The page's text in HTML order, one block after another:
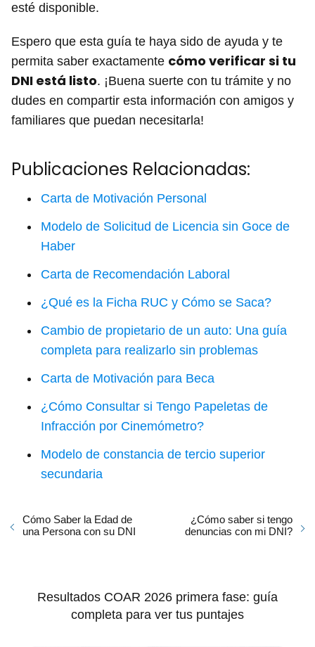
esté disponible.
Espero que esta guía te haya sido de ayuda y te
permita saber exactamente cómo verificar si tu
DNI está listo. ¡Buena suerte con tu trámite y no
dudes en compartir esta información con amigos y
familiares que puedan necesitarla!
Publicaciones Relacionadas:
Carta de Motivación Personal
Modelo de Solicitud de Licencia sin Goce de
Haber
Carta de Recomendación Laboral
¿Qué es la Ficha RUC y Cómo se Saca?
Cambio de propietario de un auto: Una guía
completa para realizarlo sin problemas
Carta de Motivación para Beca
¿Cómo Consultar si Tengo Papeletas de
Infracción por Cinemómetro?
Modelo de constancia de tercio superior
secundaria
Cómo Saber la Edad de
una Persona con su DNI
¿Cómo saber si tengo
denuncias con mi DNI?
Resultados COAR 2026 primera fase: guía
completa para ver tus puntajes